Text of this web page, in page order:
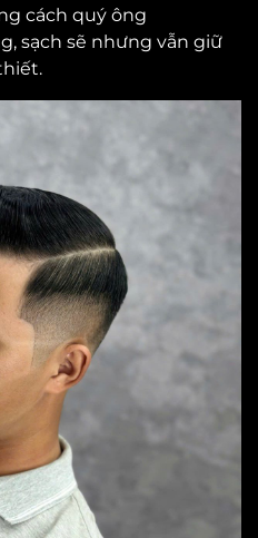
cách quý ông
sạch sẽ nhưng vẫn giữ